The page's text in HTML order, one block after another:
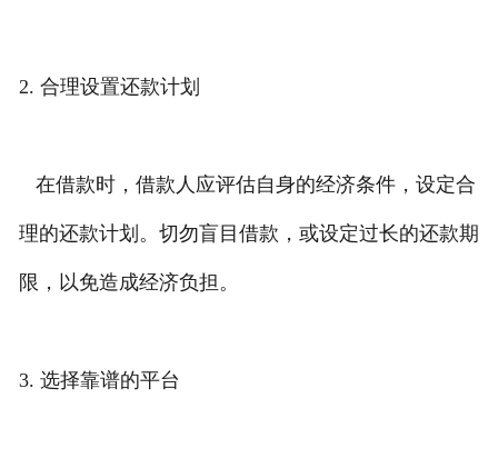
2. 合理设置还款计划
在借款时，借款人应评估自身的经济条件，设定合
理的还款计划。切勿盲目借款，或设定过长的还款期
限，以免造成经济负担。
3. 选择靠谱的平台